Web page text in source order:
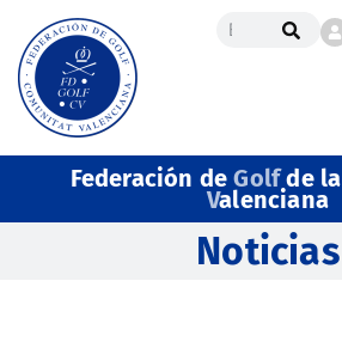
Federación deGolfde la
Valenciana
Noticias